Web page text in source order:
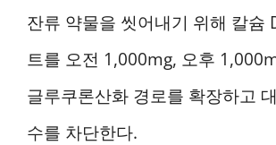
잔류 약물을 씻어내기 위해 칼슘
트를 오전 1,000mg, 오후
글루쿠론산화 경로를 확장하고
수를 차단한다.